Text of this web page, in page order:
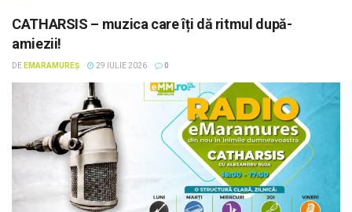
CATHARSIS – muzica care îți dă ritmul după-
amiezii!
DE EMARAMUREȘ 29 IULIE 2026 0